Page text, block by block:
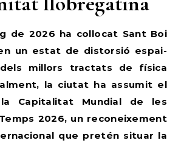
de 2026 ha col·locat Sant Boi
un estat de distorsió espai-
millors tractats de física
la ciutat ha assumit el
Capitalitat Mundial de les
2026, un reconeixement
que pretén situar la